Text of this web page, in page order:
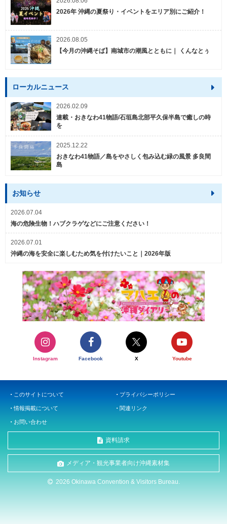
2026年 沖縄の夏祭り・イベントをエリア別にご紹介！
2026.08.05
【今月の沖縄そば】南城市の潮風とともに｜ くんなとぅ
ローカルニュース
2026.02.09
連載・おきなわ41物語/石垣島北部平久保半島で癒しの時
を
2025.12.22
おきなわ41物語／島をやさしく包み込む緑の風景 多良間
島
お知らせ
2026.07.04
海の危険生物！ハブクラゲなどにご注意ください！
2026.07.01
沖縄の海を安全に楽しむため気を付けたいこと｜2026年版
Instagram Facebook X Youtube
このサイトについて プライバシーポリシー
情報掲載について 関連リンク
お問い合わせ
資料請求
メディア・観光事業者向け沖縄素材集
2026 Okinawa Convention & Visitors Bureau.